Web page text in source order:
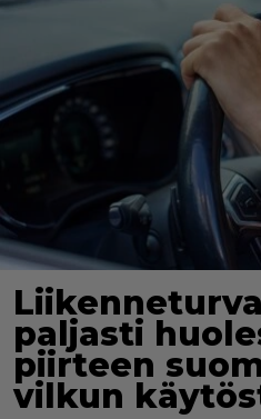
paljasti
piirteen
vilkun